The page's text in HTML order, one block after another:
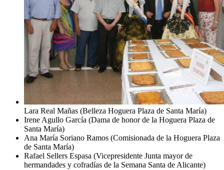
Lara Real Mañas (Belleza Hoguera Plaza de Santa María)
Irene Agullo García (Dama de honor de la Hoguera Plaza de
Santa María)
Ana María Soriano Ramos (Comisionada de la Hoguera Plaza
de Santa María)
Rafael Sellers Espasa (Vicepresidente Junta mayor de
hermandades y cofradías de la Semana Santa de Alicante)